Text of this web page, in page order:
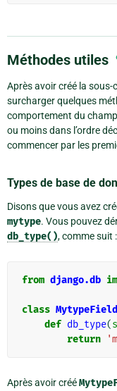
Méthodes utiles
Après avoir créé la sous-
surcharger quelques
comportement du
ou moins dans l’ordre
commencer par les
Types de base de
Disons que vous avez
mytype. Vous pouvez
db_type(), comme suit :
from django.db
class MytypeField
def db_type(
return
Après avoir créé